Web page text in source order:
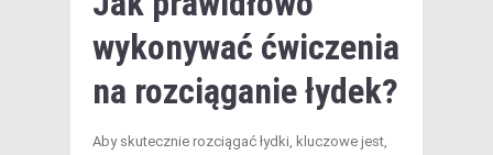
wykonywać ćwiczenia
na rozciąganie łydek?
Aby skutecznie rozciągać łydki, kluczowe jest,